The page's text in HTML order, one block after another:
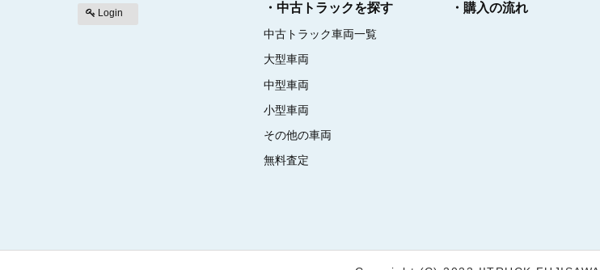
Login
・中古トラックを探す
中古トラック車両一覧
大型車両
中型車両
小型車両
その他の車両
無料査定
・購入の流れ